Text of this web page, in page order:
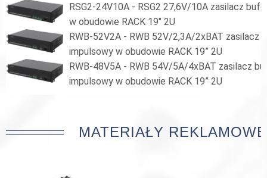
RSG2-24V10A - RSG2 27,6V/10A zasilacz
w obudowie RACK 19" 2U
RWB-52V2A - RWB 52V/2,3A/2xBAT zasilacz
impulsowy w obudowie RACK 19” 2U
RWB-48V5A - RWB 54V/5A/4xBAT zasilacz
impulsowy w obudowie RACK 19” 2U
MATERIAŁY REKLAMOWE